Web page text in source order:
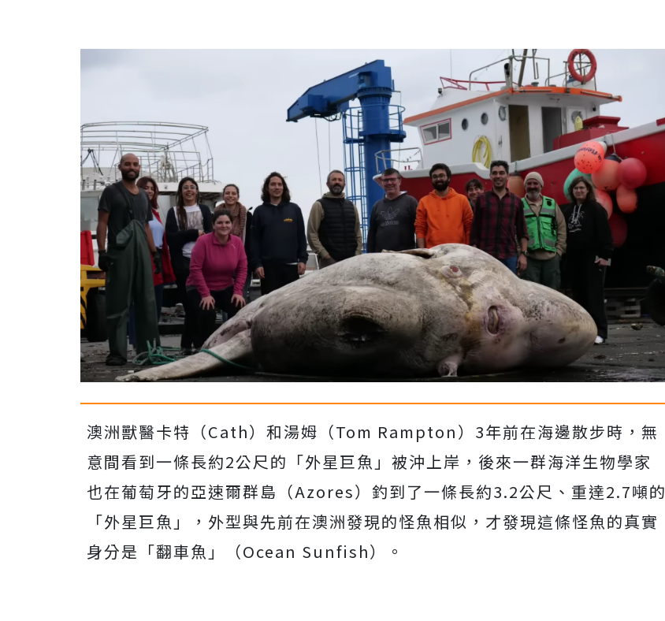
澳洲獸醫卡特（Cath）和湯姆（Tom Rampton）3年前在海邊散步時，無
意間看到一條長約2公尺的「外星巨魚」被沖上岸，後來一群海洋生物學家
也在葡萄牙的亞速爾群島（Azores）釣到了一條長約3.2公尺、重達2.7噸的
「外星巨魚」，外型與先前在澳洲發現的怪魚相似，才發現這條怪魚的真實
身分是「翻車魚」（Ocean Sunfish）。